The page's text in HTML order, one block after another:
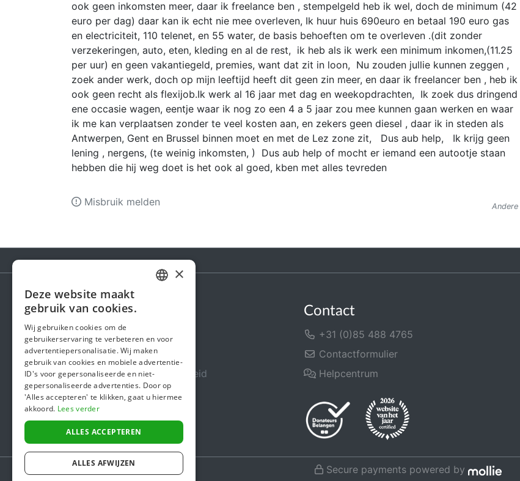
ook geen inkomsten meer, daar ik freelance ben , stempelgeld heb ik wel, doch de minimum (42
euro per dag) daar kan ik echt nie mee overleven, Ik huur huis 690euro en betaal 190 euro gas
en electriciteit, 110 telenet, en 55 water, de basis behoeften om te overleven .(dit zonder
verzekeringen, auto, eten, kleding en al de rest, ik heb als ik werk een minimum inkomen,(11.25
per uur) en geen vakantiegeld, premies, want dat zit in loon, Nu zouden jullie kunnen zeggen ,
zoek ander werk, doch op mijn leeftijd heeft dit geen zin meer, en daar ik freelancer ben , heb ik
ook geen recht als flexijob.Ik werk al 16 jaar met dag en weekopdrachten, Ik zoek dus dringend
ene occasie wagen, eentje waar ik nog zo een 4 a 5 jaar zou mee kunnen gaan werken en waar
ik me kan verplaatsen zonder te veel kosten aan, en zekers geen diesel , daar ik in steden als
Antwerpen, Gent en Brussel binnen moet en met de Lez zone zit, Dus aub help, Ik krijg geen
lening , nergens, (te weinig inkomsten, ) Dus aub help of mocht er iemand een autootje staan
hebben die hij weg doet is het ook al goed, kben met alles tevreden
Misbruik melden
Steunactie
Over ons
In de media
Veiligheid & Betrouwbaarheid
Algemene voorwaarden
Privacybeleid
Cookiebeleid
Contact
+31 (0)85 488 4765
Contactformulier
Helpcentrum
Secure payments powered by
ENGLISH
×
Deze website maakt
gebruik van cookies.
Wij gebruiken cookies om de
gebruikerservaring te verbeteren en voor
advertentiepersonalisatie. Wij maken
gebruik van cookies en mobiele advertentie-
ID's voor gepersonaliseerde en niet-
gepersonaliseerde advertenties. Door op
'Alles accepteren' te klikken, gaat u hiermee
akkoord. Lees verder
ALLES ACCEPTEREN
ALLES AFWIJZEN